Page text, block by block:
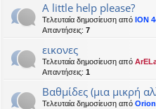
Α little help please?
Τελευταία δημοσίευση από ION
Απαντήσεις: 7
εικονες
Τελευταία δημοσίευση από
Απαντήσεις: 1
Βαθμίδες (μια μικρή
Τελευταία δημοσίευση από Orion